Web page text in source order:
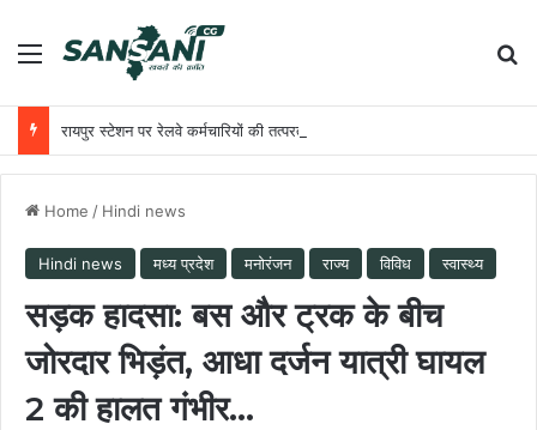
Menu
Home / Hindi news
Hindi news मध्य प्रदेश मनोरंजन राज्य विविध स्वास्थ्य
सड़क हादसा: बस और ट्रक के बीच
जोरदार भिड़ंत, आधा दर्जन यात्री घायल
2 की हालत गंभीर…